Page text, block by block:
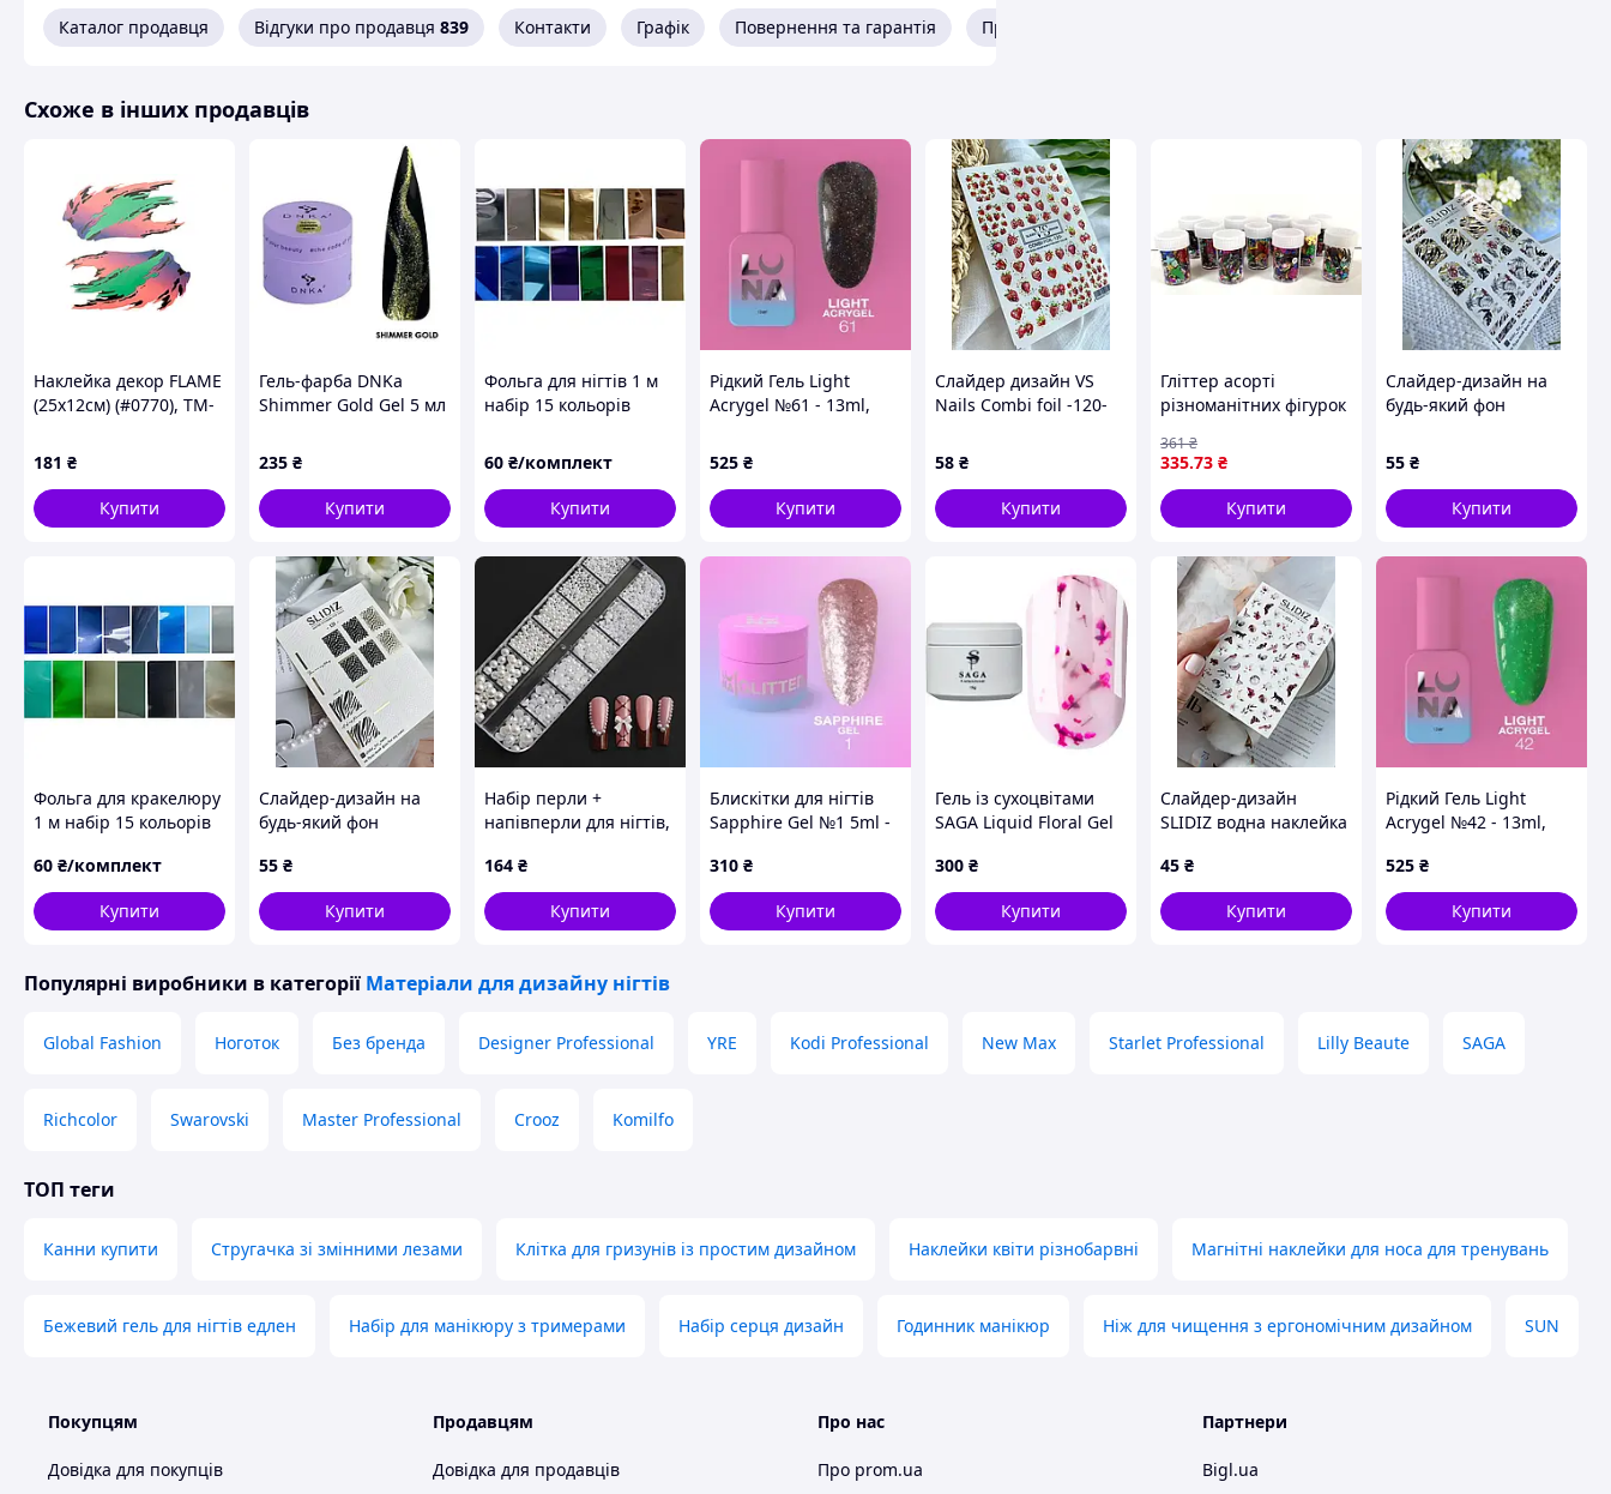
Каталог продавця Відгуки про продавця 839 Контакти Графік Повернення та гарантія Про продавця
Схоже в інших продавців
Наклейка декор FLAME
(25х12см) (#0770), TM-
181 ₴
Купити
Гель-фарба DNKa
Shimmer Gold Gel 5 мл
235 ₴
Купити
Фольга для нігтів 1 м
набір 15 кольорів
60 ₴/комплект
Купити
Рідкий Гель Light
Acrygel №61 - 13ml,
525 ₴
Купити
Слайдер дизайн VS
Nails Combi foil -120-
58 ₴
Купити
Гліттер асорті
різноманітних фігурок
CN-4 AIHAO
335.73 ₴
361₴
Купити
Слайдер-дизайн на
будь-який фон
фольгою (золото)
55 ₴
Купити
Фольга для кракелюру
1 м набір 15 кольорів
60 ₴/комплект
Купити
Слайдер-дизайн на
будь-який фон
фольгою (золото)
snake print
55 ₴
Купити
Набір перли +
напівперли для нігтів,
164 ₴
Купити
Блискітки для нігтів
Sapphire Gel №1 5ml -
310 ₴
Купити
Гель із сухоцвітами
SAGA Liquid Floral Gel
300 ₴
Купити
Слайдер-дизайн
SLIDIZ водна наклейка
якому фоні
45 ₴
Купити
Рідкий Гель Light
Acrygel №42 - 13ml,
525 ₴
Купити
Популярні виробники в категорії Матеріали для дизайну нігтів
Global Fashion Ноготок Без бренда Designer Professional YRE Kodi Professional New Max Starlet Professional Lilly Beaute SAGA
Richcolor Swarovski Master Professional Crooz Komilfo
ТОП теги
Канни купити Стругачка зі змінними лезами Клітка для гризунів із простим дизайном Наклейки квіти різнобарвні Магнітні наклейки для носа для тренувань
Бежевий гель для нігтів едлен Набір для манікюру з тримерами Набір серця дизайн Годинник манікюр Ніж для чищення з ергономічним дизайном SUN
Покупцям
Довідка для покупців
Продавцям
Довідка для продавців
Про нас
Про prom.ua
Партнери
Bigl.ua